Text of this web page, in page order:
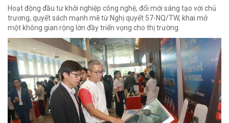
Hoạt động đầu tư khởi nghiệp công nghệ, đổi mới sáng tạo với chủ
trương, quyết sách mạnh mẽ từ Nghị quyết 57-NQ/TW, khai mở
một không gian rộng lớn đầy triển vọng cho thị trường.